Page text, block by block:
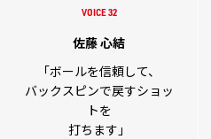
VOICE 32
佐藤 心結
「ボールを信頼して、
バックスピンで戻すショッ
トを
打ちます」